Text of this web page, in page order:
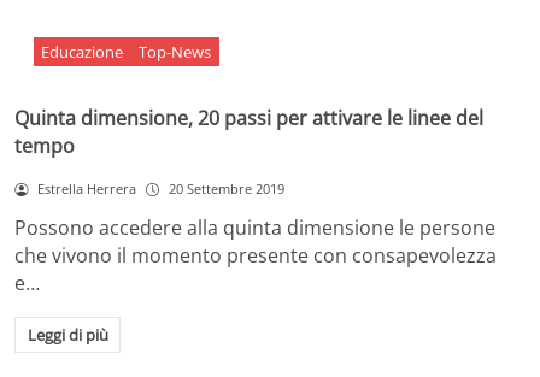
Educazione Top-News
Quinta dimensione, 20 passi per attivare le linee del
tempo
Estrella Herrera 20 Settembre 2019
Possono accedere alla quinta dimensione le persone
che vivono il momento presente con consapevolezza
e…
Leggi di più